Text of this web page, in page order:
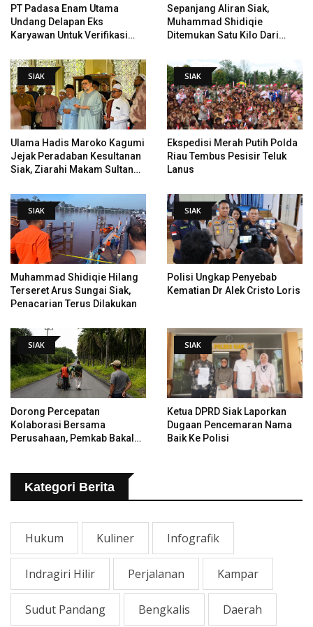
PT Padasa Enam Utama
Undang Delapan Eks
Karyawan Untuk Verifikasi
PHI
Sepanjang Aliran Siak,
Muhammad Shidiqie
Ditemukan Satu Kilo Dari
SIAK
Ulama Hadis Maroko Kagumi
Jejak Peradaban Kesultanan
Siak, Ziarahi Makam Sultan
SIAK
Ekspedisi Merah Putih Polda
Riau Tembus Pesisir Teluk
Lanus
SIAK
Muhammad Shidiqie Hilang
Terseret Arus Sungai Siak,
Penacarian Terus Dilakukan
SIAK
Polisi Ungkap Penyebab
Kematian Dr Alek Cristo Loris
SIAK
Dorong Percepatan
Kolaborasi Bersama
Perusahaan, Pemkab Bakal
SIAK
Ketua DPRD Siak Laporkan
Dugaan Pencemaran Nama
Baik Ke Polisi
Kategori Berita
Hukum Kuliner Infografik
Indragiri Hilir Perjalanan Kampar
Sudut Pandang Bengkalis Daerah